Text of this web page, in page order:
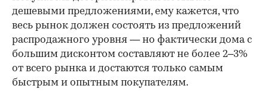
дешевыми предложениями, ему кажется, что
весь рынок должен состоять из предложений
распродажного уровня — но фактически дома с
большим дисконтом составляют не более 2–3%
от всего рынка и достаются только самым
быстрым и опытным покупателям.